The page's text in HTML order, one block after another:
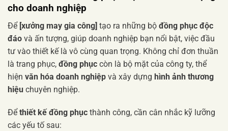
cho doanh nghiệp
Để [xưởng may gia công] tạo ra những bộ đồng phục độc
đáo và ấn tượng, giúp doanh nghiệp bạn nổi bật, việc đầu
tư vào thiết kế là vô cùng quan trọng. Không chỉ đơn thuần
là trang phục, đồng phục còn là bộ mặt của công ty, thể
hiện văn hóa doanh nghiệp và xây dựng hình ảnh thương
hiệu chuyên nghiệp.
Để thiết kế đồng phục thành công, cần cân nhắc kỹ lưỡng
các yếu tố sau: